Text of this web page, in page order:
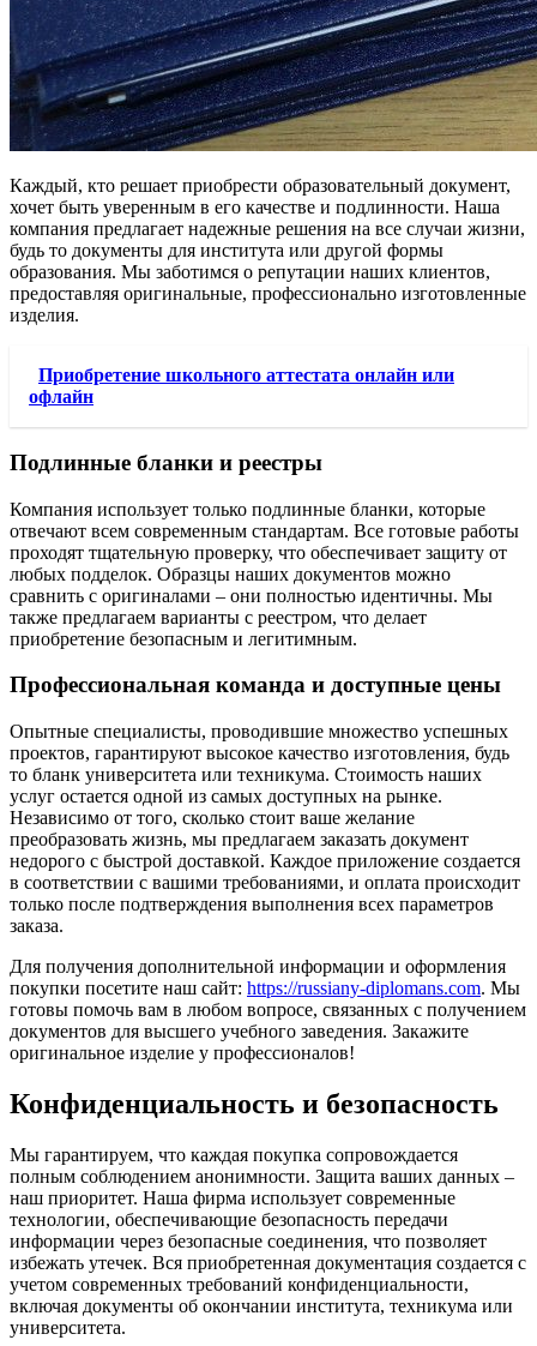
Каждый, кто решает приобрести образовательный документ,
хочет быть уверенным в его качестве и подлинности. Наша
компания предлагает надежные решения на все случаи жизни,
будь то документы для института или другой формы
образования. Мы заботимся о репутации наших клиентов,
предоставляя оригинальные, профессионально изготовленные
изделия.
Приобретение школьного аттестата онлайн или
офлайн
Подлинные бланки и реестры
Компания использует только подлинные бланки, которые
отвечают всем современным стандартам. Все готовые работы
проходят тщательную проверку, что обеспечивает защиту от
любых подделок. Образцы наших документов можно
сравнить с оригиналами – они полностью идентичны. Мы
также предлагаем варианты с реестром, что делает
приобретение безопасным и легитимным.
Профессиональная команда и доступные цены
Опытные специалисты, проводившие множество успешных
проектов, гарантируют высокое качество изготовления, будь
то бланк университета или техникума. Стоимость наших
услуг остается одной из самых доступных на рынке.
Независимо от того, сколько стоит ваше желание
преобразовать жизнь, мы предлагаем заказать документ
недорого с быстрой доставкой. Каждое приложение создается
в соответствии с вашими требованиями, и оплата происходит
только после подтверждения выполнения всех параметров
заказа.
Для получения дополнительной информации и оформления
покупки посетите наш сайт: https://russiany-diplomans.com. Мы
готовы помочь вам в любом вопросе, связанных с получением
документов для высшего учебного заведения. Закажите
оригинальное изделие у профессионалов!
Конфиденциальность и безопасность
Мы гарантируем, что каждая покупка сопровождается
полным соблюдением анонимности. Защита ваших данных –
наш приоритет. Наша фирма использует современные
технологии, обеспечивающие безопасность передачи
информации через безопасные соединения, что позволяет
избежать утечек. Вся приобретенная документация создается с
учетом современных требований конфиденциальности,
включая документы об окончании института, техникума или
университета.